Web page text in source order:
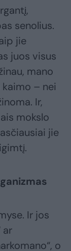
senolius.
jie
juos visus
mano
kaimo – nei
Ir,
mokslo
jie
Ir jos
ar
o